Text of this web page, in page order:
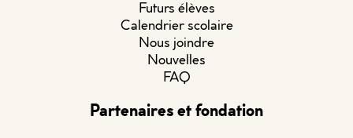
Futurs élèves
Calendrier scolaire
Nous joindre
Nouvelles
FAQ
Partenaires et fondation